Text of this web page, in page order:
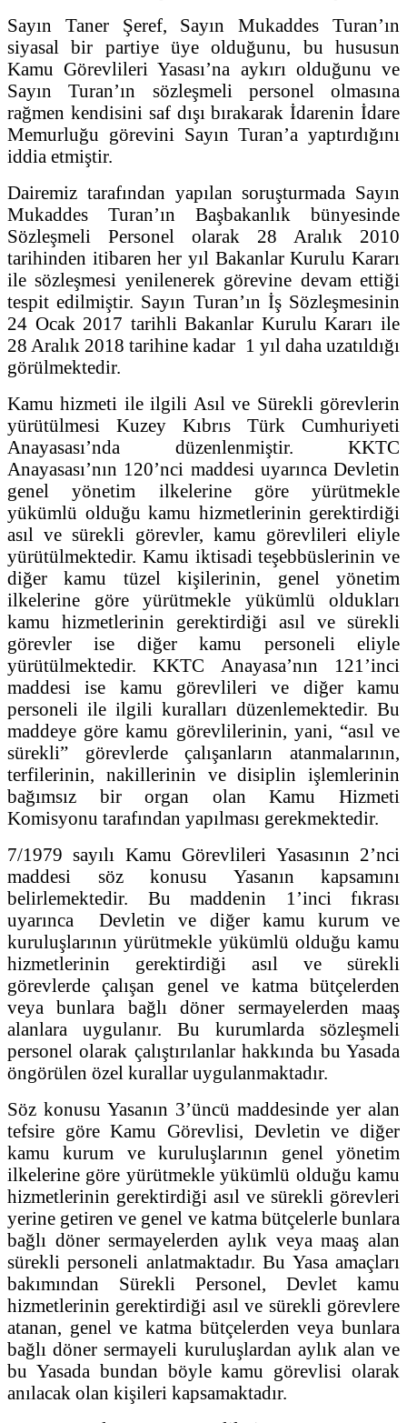
Sayın Taner Şeref, Sayın Mukaddes Turan’ın
siyasal bir partiye üye olduğunu, bu hususun
Kamu Görevlileri Yasası’na aykırı olduğunu ve
Sayın Turan’ın sözleşmeli personel olmasına
rağmen kendisini saf dışı bırakarak İdarenin İdare
Memurluğu görevini Sayın Turan’a yaptırdığını
iddia etmiştir.
Dairemiz tarafından yapılan soruşturmada Sayın
Mukaddes Turan’ın Başbakanlık bünyesinde
Sözleşmeli Personel olarak 28 Aralık 2010
tarihinden itibaren her yıl Bakanlar Kurulu Kararı
ile sözleşmesi yenilenerek görevine devam ettiği
tespit edilmiştir. Sayın Turan’ın İş Sözleşmesinin
24 Ocak 2017 tarihli Bakanlar Kurulu Kararı ile
28 Aralık 2018 tarihine kadar 1 yıl daha uzatıldığı
görülmektedir.
Kamu hizmeti ile ilgili Asıl ve Sürekli görevlerin
yürütülmesi Kuzey Kıbrıs Türk Cumhuriyeti
Anayasası’nda düzenlenmiştir. KKTC
Anayasası’nın 120’nci maddesi uyarınca Devletin
genel yönetim ilkelerine göre yürütmekle
yükümlü olduğu kamu hizmetlerinin gerektirdiği
asıl ve sürekli görevler, kamu görevlileri eliyle
yürütülmektedir. Kamu iktisadi teşebbüslerinin ve
diğer kamu tüzel kişilerinin, genel yönetim
ilkelerine göre yürütmekle yükümlü oldukları
kamu hizmetlerinin gerektirdiği asıl ve sürekli
görevler ise diğer kamu personeli eliyle
yürütülmektedir. KKTC Anayasa’nın 121’inci
maddesi ise kamu görevlileri ve diğer kamu
personeli ile ilgili kuralları düzenlemektedir. Bu
maddeye göre kamu görevlilerinin, yani, “asıl ve
sürekli” görevlerde çalışanların atanmalarının,
terfilerinin, nakillerinin ve disiplin işlemlerinin
bağımsız bir organ olan Kamu Hizmeti
Komisyonu tarafından yapılması gerekmektedir.
7/1979 sayılı Kamu Görevlileri Yasasının 2’nci
maddesi söz konusu Yasanın kapsamını
belirlemektedir. Bu maddenin 1’inci fıkrası
uyarınca Devletin ve diğer kamu kurum ve
kuruluşlarının yürütmekle yükümlü olduğu kamu
hizmetlerinin gerektirdiği asıl ve sürekli
görevlerde çalışan genel ve katma bütçelerden
veya bunlara bağlı döner sermayelerden maaş
alanlara uygulanır. Bu kurumlarda sözleşmeli
personel olarak çalıştırılanlar hakkında bu Yasada
öngörülen özel kurallar uygulanmaktadır.
Söz konusu Yasanın 3’üncü maddesinde yer alan
tefsire göre Kamu Görevlisi, Devletin ve diğer
kamu kurum ve kuruluşlarının genel yönetim
ilkelerine göre yürütmekle yükümlü olduğu kamu
hizmetlerinin gerektirdiği asıl ve sürekli görevleri
yerine getiren ve genel ve katma bütçelerle bunlara
bağlı döner sermayelerden aylık veya maaş alan
sürekli personeli anlatmaktadır. Bu Yasa amaçları
bakımından Sürekli Personel, Devlet kamu
hizmetlerinin gerektirdiği asıl ve sürekli görevlere
atanan, genel ve katma bütçelerden veya bunlara
bağlı döner sermayeli kuruluşlardan aylık alan ve
bu Yasada bundan böyle kamu görevlisi olarak
anılacak olan kişileri kapsamaktadır.